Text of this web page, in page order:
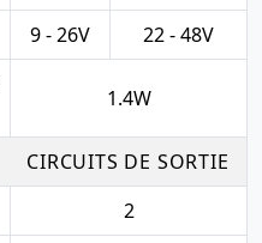
9 - 26V
22 - 48V
1.4W
CIRCUITS DE SORTIE
2